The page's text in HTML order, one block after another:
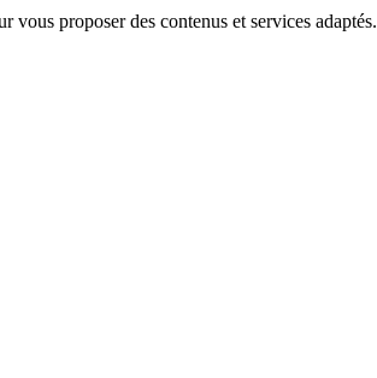
proposer des contenus et services adaptés.